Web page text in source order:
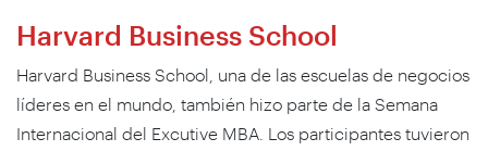
Harvard Business School
Harvard Business School, una de las escuelas de negocios
líderes en el mundo, también hizo parte de la Semana
Internacional del Excutive MBA. Los participantes tuvieron